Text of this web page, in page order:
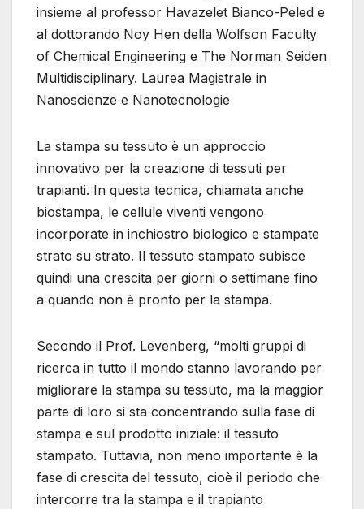
insieme al professor Havazelet Bianco-Peled e
al dottorando Noy Hen della Wolfson Faculty
of Chemical Engineering e The Norman Seiden
Multidisciplinary. Laurea Magistrale in
Nanoscienze e Nanotecnologie
La stampa su tessuto è un approccio
innovativo per la creazione di tessuti per
trapianti. In questa tecnica, chiamata anche
biostampa, le cellule viventi vengono
incorporate in inchiostro biologico e stampate
strato su strato. Il tessuto stampato subisce
quindi una crescita per giorni o settimane fino
a quando non è pronto per la stampa.
Secondo il Prof. Levenberg, “molti gruppi di
ricerca in tutto il mondo stanno lavorando per
migliorare la stampa su tessuto, ma la maggior
parte di loro si sta concentrando sulla fase di
stampa e sul prodotto iniziale: il tessuto
stampato. Tuttavia, non meno importante è la
fase di crescita del tessuto, cioè il periodo che
intercorre tra la stampa e il trapianto